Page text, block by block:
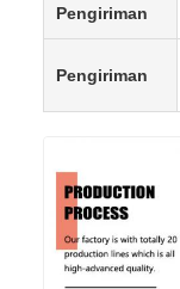
Pengiriman
Pengiriman